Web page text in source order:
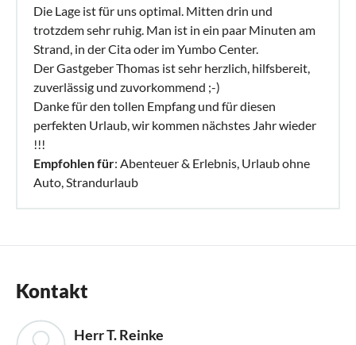
Die Lage ist für uns optimal. Mitten drin und
trotzdem sehr ruhig. Man ist in ein paar Minuten am
Strand, in der Cita oder im Yumbo Center.
Der Gastgeber Thomas ist sehr herzlich, hilfsbereit,
zuverlässig und zuvorkommend ;-)
Danke für den tollen Empfang und für diesen
perfekten Urlaub, wir kommen nächstes Jahr wieder
!!!
Empfohlen für: Abenteuer & Erlebnis, Urlaub ohne
Auto, Strandurlaub
Kontakt
Herr T. Reinke